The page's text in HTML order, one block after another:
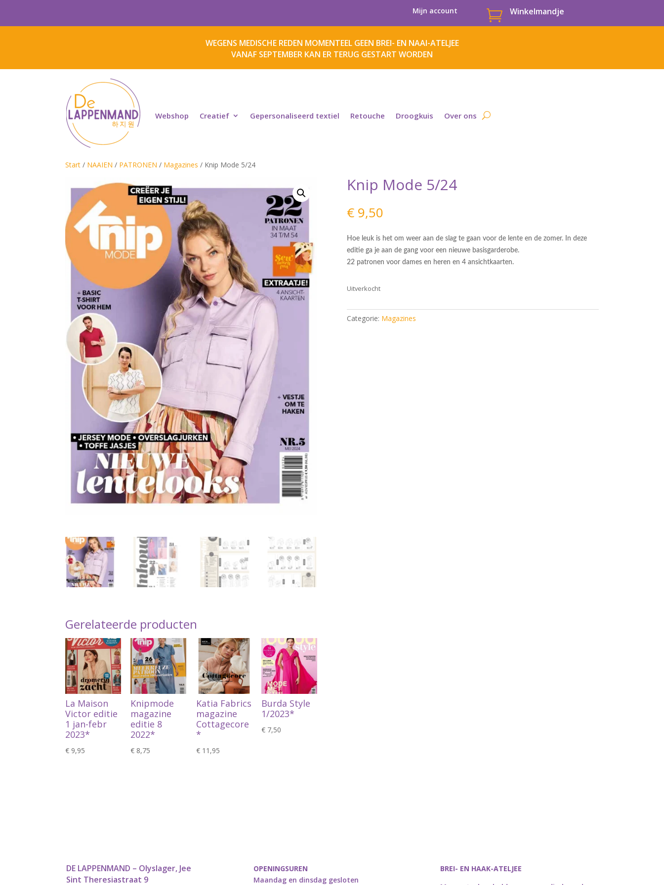
Mijn account  Winkelmandje
WEGENS MEDISCHE REDEN MOMENTEEL GEEN BREI- EN NAAI-ATELJEE
VANAF SEPTEMBER KAN ER TERUG GESTART WORDEN
Webshop Creatief Gepersonaliseerd textiel Retouche Droogkuis Over ons
Start / NAAIEN / PATRONEN / Magazines / Knip Mode 5/24
Gerelateerde producten
La Maison
Victor editie
1 jan-febr
2023*
€ 9,95
Knipmode
magazine
editie 8
2022*
€ 8,75
Katia Fabrics
magazine
Cottagecore
*
€11,95
Burda Style
1/2023*
€ 7,50
Knip Mode 5/24
€9,50
Hoe leuk is het om weer aan de slag te gaan voor de lente en de zomer. In deze
editie ga je aan de gang voor een nieuwe basisgarderobe.
22 patronen voor dames en heren en 4 ansichtkaarten.
Uitverkocht
Categorie: Magazines
DE LAPPENMAND – Olyslager, Jee
Sint Theresiastraat 9
OPENINGSUREN
Maandag en dinsdag gesloten
BREI- EN HAAK-ATELJEE